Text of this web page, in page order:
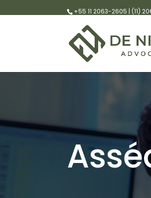
+55 11 2063-2605 | (11)